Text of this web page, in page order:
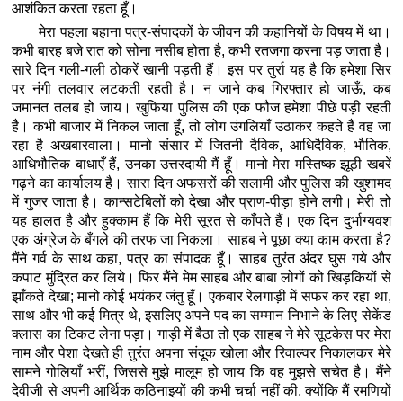
आशंकित करता रहता हूँ।
मेरा पहला बहाना पत्र-संपादकों के जीवन की कहानियों के विषय में था।
कभी बारह बजे रात को सोना नसीब होता है, कभी रतजगा करना पड़ जाता है।
सारे दिन गली-गली ठोकरें खानी पड़ती हैं। इस पर तुर्रा यह है कि हमेशा सिर
पर नंगी तलवार लटकती रहती है। न जाने कब गिरफ्तार हो जाऊँ, कब
जमानत तलब हो जाय। खुफिया पुलिस की एक फौज हमेशा पीछे पड़ी रहती
है। कभी बाजार में निकल जाता हूँ, तो लोग उंगलियाँ उठाकर कहते हैं वह जा
रहा है अखबारवाला। मानो संसार में जितनी दैविक, आधिदैविक, भौतिक,
आधिभौतिक बाधाएँ हैं, उनका उत्तरदायी मैं हूँ। मानो मेरा मस्तिष्क झूठी खबरें
गढ़ने का कार्यालय है। सारा दिन अफसरों की सलामी और पुलिस की खुशामद
में गुजर जाता है। कान्सटेबिलों को देखा और प्राण-पीड़ा होने लगी। मेरी तो
यह हालत है और हुक्काम हैं कि मेरी सूरत से काँपते हैं। एक दिन दुर्भाग्यवश
एक अंग्रेज के बँगले की तरफ जा निकला। साहब ने पूछा क्या काम करता है?
मैंने गर्व के साथ कहा, पत्र का संपादक हूँ। साहब तुरंत अंदर घुस गये और
कपाट मुंद्रित कर लिये। फिर मैंने मेम साहब और बाबा लोगों को खिड़कियों से
झाँकते देखा; मानो कोई भयंकर जंतु हूँ। एकबार रेलगाड़ी में सफर कर रहा था,
साथ और भी कई मित्र थे, इसलिए अपने पद का सम्मान निभाने के लिए सेकेंड
क्लास का टिकट लेना पड़ा। गाड़ी में बैठा तो एक साहब ने मेरे सूटकेस पर मेरा
नाम और पेशा देखते ही तुरंत अपना संदूक खोला और रिवाल्वर निकालकर मेरे
सामने गोलियाँ भरीं, जिससे मुझे मालूम हो जाय कि वह मुझसे सचेत है। मैंने
देवीजी से अपनी आर्थिक कठिनाइयों की कभी चर्चा नहीं की, क्योंकि मैं रमणियों